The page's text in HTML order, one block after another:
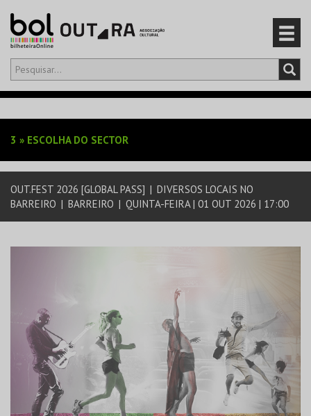
Olá,iniciar sessão
EVENTOS
CARTÕES
3 » ESCOLHA DO SECTOR
OUT.FEST 2026 [GLOBAL PASS] | DIVERSOS LOCAIS NO
BARREIRO | BARREIRO | QUINTA-FEIRA | 01 OUT 2026 | 17:00